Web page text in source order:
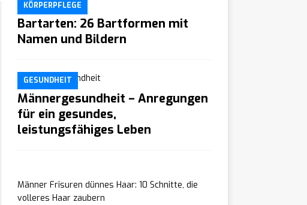
KÖRPERPFLEGE
Bartarten: 26 Bartformen mit
Namen und Bildern
GESUNDHEIT
Männergesundheit – Anregungen
für ein gesundes,
leistungsfähiges Leben
Männer Frisuren dünnes Haar: 10 Schnitte, die
volleres Haar zaubern